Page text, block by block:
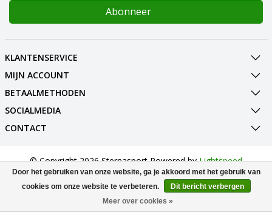
Abonneer
KLANTENSERVICE
MIJN ACCOUNT
BETAALMETHODEN
SOCIALMEDIA
CONTACT
© Copyright 2026 Sternasport Powered byLightspeed
All rights reserved byInStijl Media
Door het gebruiken van onze website, ga je akkoord met het gebruik van
cookies om onze website te verbeteren.
Dit bericht verbergen
Meer over cookies »